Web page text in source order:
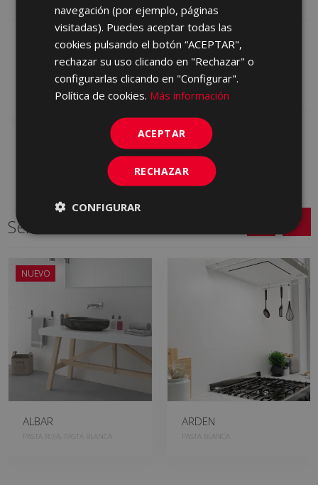
DANDY BLANCO 25 X
S0001587 | 25x50
Añadir a favoritos
ALLEN GRIS 25 X 50
Añadir a favoritos
Series relacionadas
NUEVO
ALBAR
PASTA ROJA, PASTA BLANCA
ARDEN
PASTA BLANCA
navegación (por ejemplo, páginas
visitadas). Puedes aceptar todas las
cookies pulsando el botón “ACEPTAR",
rechazar su uso clicando en "Rechazar" o
configurarlas clicando en "Configurar".
Política de cookies. Más información
ACEPTAR
RECHAZAR
CONFIGURAR